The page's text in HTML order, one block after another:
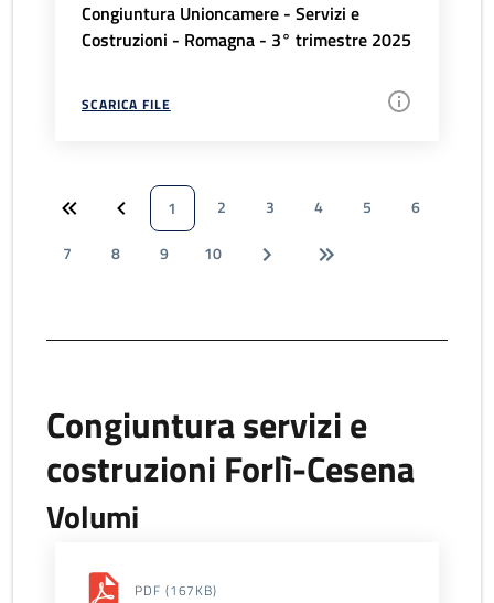
Congiuntura Unioncamere - Servizi e
Costruzioni - Romagna - 3° trimestre 2025
SCARICA FILE
1 2 3 4 5
6
7
8 9 10
Congiuntura servizi e
costruzioni Forlì-Cesena
Volumi
PDF (167KB)